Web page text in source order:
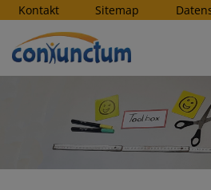
Kontakt Sitemap